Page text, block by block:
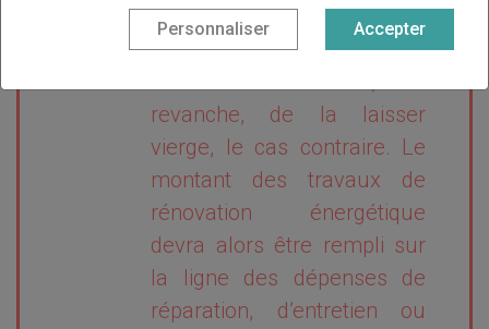
les dépenses de rénovation
énergétique sur la ligne 224
revanche, de la laisser
vierge, le cas contraire. Le
montant des travaux de
rénovation énergétique
devra alors être rempli sur
la ligne des dépenses de
réparation, d’entretien ou
Personnaliser
Accepter